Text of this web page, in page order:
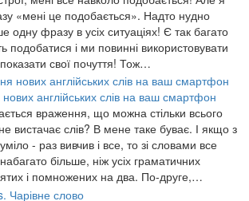
«мені це подобається». Надто нудно
одну фразу в усіх ситуаціях! Є так багато
подобатися і ми повинні використовувати
свої почуття! Тож…
англійських слів на ваш смартфон
враження, що можна стільки всього
вистачає слів? В мене таке буває. І якщо з
- раз вивчив і все, то зі словами все
більше, ніж усіх граматичних
і помножених на два. По-друге,…